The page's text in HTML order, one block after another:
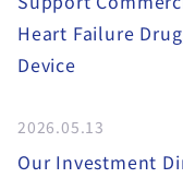
Heart Failure
Device
2026.05.13
Our Investment